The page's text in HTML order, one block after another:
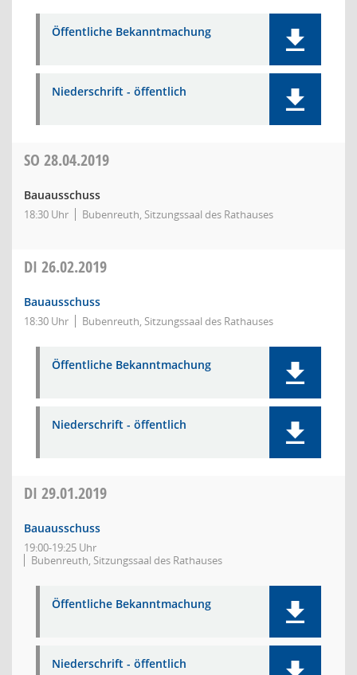
Öffentliche Bekanntmachung
Niederschrift - öffentlich
SO 28.04.2019
Bauausschuss
18:30 Uhr Bubenreuth, Sitzungssaal des Rathauses
DI 26.02.2019
Bauausschuss
18:30 Uhr Bubenreuth, Sitzungssaal des Rathauses
Öffentliche Bekanntmachung
Niederschrift - öffentlich
DI 29.01.2019
Bauausschuss
19:00-19:25 Uhr
Bubenreuth, Sitzungssaal des Rathauses
Öffentliche Bekanntmachung
Niederschrift - öffentlich